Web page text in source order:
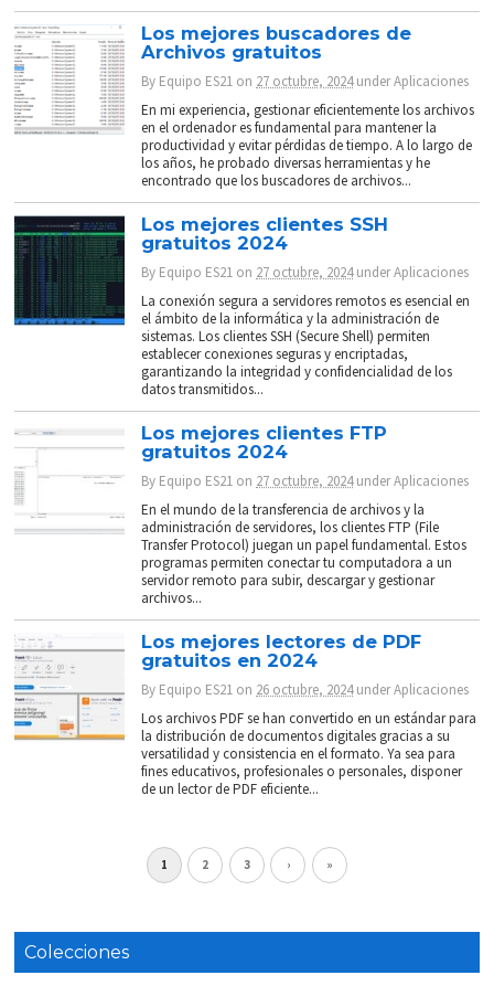
Los mejores buscadores de
Archivos gratuitos
By Equipo ES21 on 27 octubre, 2024 underAplicaciones
En mi experiencia, gestionar eficientemente los archivos
en el ordenador es fundamental para mantener la
productividad y evitar pérdidas de tiempo. A lo largo de
los años, he probado diversas herramientas y he
encontrado que los buscadores de archivos...
Los mejores clientes SSH
gratuitos 2024
By Equipo ES21 on 27 octubre, 2024 underAplicaciones
La conexión segura a servidores remotos es esencial en
el ámbito de la informática y la administración de
sistemas. Los clientes SSH (Secure Shell) permiten
establecer conexiones seguras y encriptadas,
garantizando la integridad y confidencialidad de los
datos transmitidos...
Los mejores clientes FTP
gratuitos 2024
By Equipo ES21 on 27 octubre, 2024 underAplicaciones
En el mundo de la transferencia de archivos y la
administración de servidores, los clientes FTP (File
Transfer Protocol) juegan un papel fundamental. Estos
programas permiten conectar tu computadora a un
servidor remoto para subir, descargar y gestionar
archivos...
Los mejores lectores de PDF
gratuitos en 2024
By Equipo ES21 on 26 octubre, 2024 underAplicaciones
Los archivos PDF se han convertido en un estándar para
la distribución de documentos digitales gracias a su
versatilidad y consistencia en el formato. Ya sea para
fines educativos, profesionales o personales, disponer
de un lector de PDF eficiente...
1 2 3 › »
Colecciones